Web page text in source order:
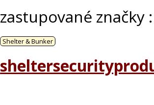
zastupované značky :
Shelter & Bunker